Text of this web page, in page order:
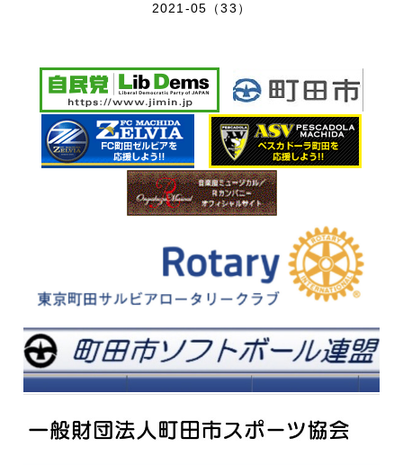
2021-05（33）